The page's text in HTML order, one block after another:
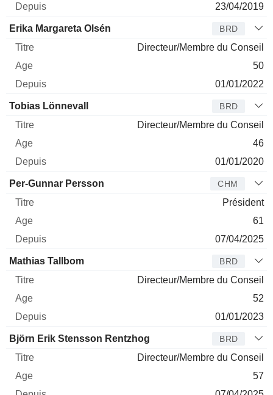
23/04/2019
Erika Margareta Olsén BRD
Directeur/Membre du Conseil
50
01/01/2022
Tobias Lönnevall BRD
Directeur/Membre du Conseil
46
01/01/2020
Per-Gunnar Persson CHM
Président
61
07/04/2025
Mathias Tallbom BRD
Directeur/Membre du Conseil
52
01/01/2023
Björn Erik Stensson Rentzhog BRD
Directeur/Membre du Conseil
57